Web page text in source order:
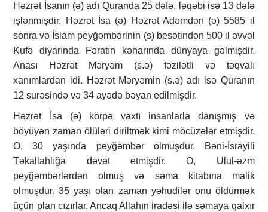
Həzrət İsanın (ə) adı Quranda 25 dəfə, ləqəbi isə 13 dəfə
işlənmişdir. Həzrət İsa (ə) Həzrət Adəmdən (ə) 5585 il
sonra və İslam peyğəmbərinin (s) besətindən 500 il əvvəl
Kufə diyarında Fəratın kənarında dünyaya gəlmişdir.
Anası Həzrət Məryəm (s.ə) fəzilətli və təqvalı
xanımlardan idi. Həzrət Məryəmin (s.ə) adı isə Quranın
12 surəsində və 34 ayədə bəyan edilmişdir.
Həzrət İsa (ə) körpə vaxtı insanlarla danışmış və
böyüyən zaman ölüləri diriltmək kimi möcüzələr etmişdir.
O, 30 yaşında peyğəmbər olmuşdur. Bəni-İsrayili
Təkallahlığa dəvət etmişdir. O, Ulul-əzm
peyğəmbərlərdən olmuş və səma kitabına malik
olmuşdur. 35 yaşı olan zaman yəhudilər onu öldürmək
üçün plan cızırlar. Ancaq Allahın iradəsi ilə səmaya qalxır